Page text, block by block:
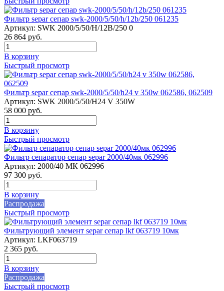
Фильтр separ сепар swk-2000/5/50/h/12b/250 061235
Артикул: SWK 2000/5/50/H/12B/250 0
26 864 руб.
В корзину
Быстрый просмотр
Фильтр separ сепар swk-2000/5/50/h24 v 350w 062586, 062509
Артикул: SWK 2000/5/50/H24 V 350W
58 000 руб.
В корзину
Быстрый просмотр
Фильтр сепаратор сепар separ 2000/40мк 062996
Артикул: 2000/40 МК 062996
97 300 руб.
В корзину
Распродажа
Быстрый просмотр
Фильтрующий элемент separ сепар lkf 063719 10мк
Артикул: LKF063719
2 365 руб.
В корзину
Распродажа
Быстрый просмотр